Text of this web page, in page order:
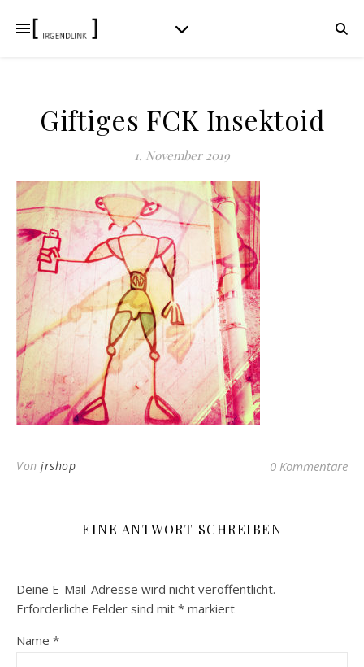
Giftiges FCK Insektoid
1. November 2019
Von jrshop 0 Kommentare
EINE ANTWORT SCHREIBEN
Deine E-Mail-Adresse wird nicht veröffentlicht.
Erforderliche Felder sind mit * markiert
Name *